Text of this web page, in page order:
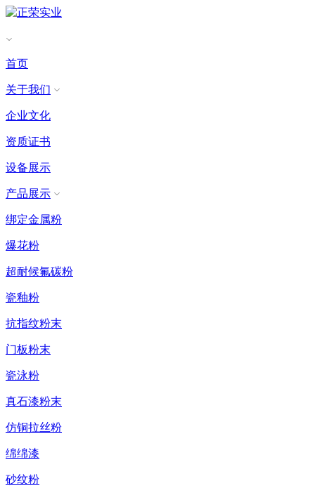
首页
关于我们
企业文化
资质证书
设备展示
产品展示
绑定金属粉
爆花粉
超耐候氟碳粉
瓷釉粉
抗指纹粉末
门板粉末
瓷泳粉
真石漆粉末
仿铜拉丝粉
绵绵漆
砂纹粉